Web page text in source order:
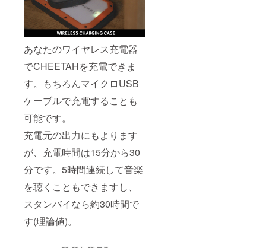
あなたのワイヤレス充電器
でCHEETAHを充電できま
す。もちろんマイクロUSB
ケーブルで充電することも
可能です。
充電元の出力にもよります
が、充電時間は15分から30
分です。5時間連続して音楽
を聴くこともできますし、
スタンバイなら約30時間で
す(理論値)。